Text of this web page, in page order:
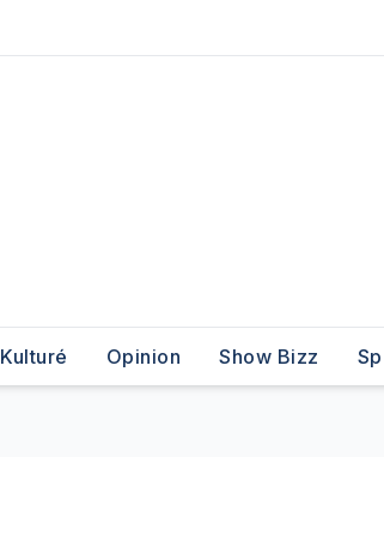
Kulturé Opinion Show Bizz